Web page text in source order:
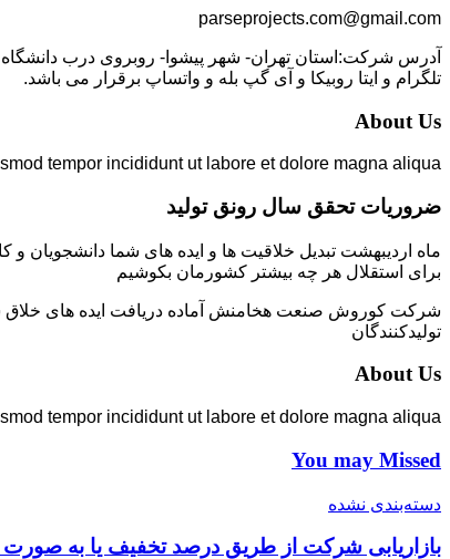
parseprojects.com@gmail.com
تلگرام و ایتا روبیکا و آی گپ بله و واتساپ برقرار می باشد.
About Us
tempor incididunt ut labore et dolore magna aliqua.
ضروریات تحقق سال رونق تولید
ماه اردیبهشت تبدیل خلاقیت ها و ایده های شما دانشجویان و
برای استقلال هر چه بیشتر کشورمان بکوشیم
شرکت کوروش صنعت هخامنش آماده دریافت ایده های خلاق
تولیدکنندگان
About Us
tempor incididunt ut labore et dolore magna aliqua.
You may Missed
دسته‌بندی نشده
بازاریابی شرکت از طریق درصد تخفیف یا به